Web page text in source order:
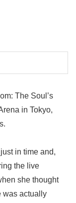
The Soul’s
in Tokyo,
in time and,
the live
she thought
was actually